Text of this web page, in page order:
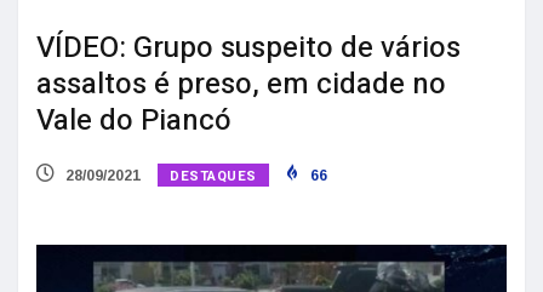
VÍDEO: Grupo suspeito de vários
assaltos é preso, em cidade no
Vale do Piancó
28/09/2021 DESTAQUES 66